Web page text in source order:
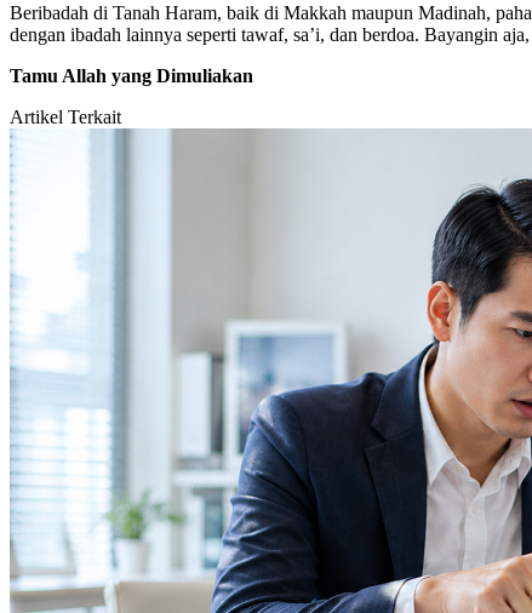
Beribadah di Tanah Haram, baik di Makkah maupun Madinah,
dengan ibadah lainnya seperti tawaf, sa’i, dan berdoa. Bayangin
Tamu Allah yang Dimuliakan
Artikel Terkait